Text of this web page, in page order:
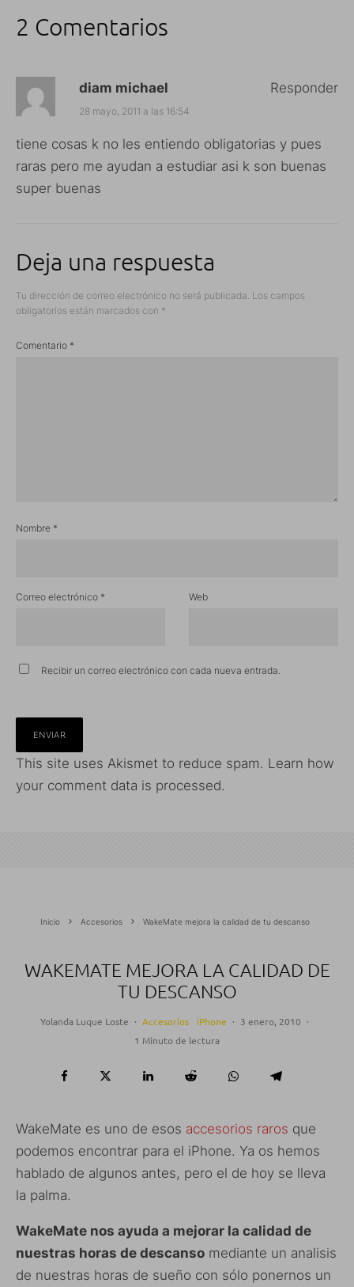
2 Comentarios
diam michael
28 mayo, 2011 a las 16:54
tiene cosas k no les entiendo obligatorias y pues
raras pero me ayudan a estudiar asi k son buenas
super buenas
Responder
Deja una respuesta
Tu dirección de correo electrónico no será publicada. Los campos
obligatorios están marcados con *
Comentario *
Nombre *
Correo electrónico * Web
Recibir un correo electrónico con cada nueva entrada.
This site uses Akismet to reduce spam. Learn how
your comment data is processed.
Inicio Accesorios WakeMate mejora la calidad de tu descanso
WAKEMATE MEJORA LA CALIDAD DE
TU DESCANSO
Yolanda Luque Loste · Accesorios iPhone · 3 enero, 2010 ·
1 Minuto de lectura
WakeMate es uno de esos accesorios raros que
podemos encontrar para el iPhone. Ya os hemos
hablado de algunos antes, pero el de hoy se lleva
la palma.
WakeMate nos ayuda a mejorar la calidad de
nuestras horas de descanso mediante un analisis
de nuestras horas de sueño con sólo ponernos un